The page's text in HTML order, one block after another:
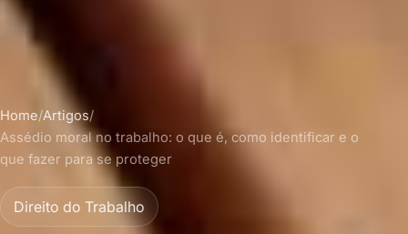
Home/Artigos/
Assédio moral no trabalho: o que é, como identificar e o
que fazer para se proteger
Direito do Trabalho